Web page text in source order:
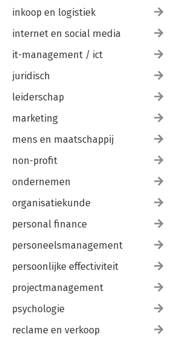
inkoop en logistiek
internet en social media
it-management / ict
juridisch
leiderschap
marketing
mens en maatschappij
non-profit
ondernemen
organisatiekunde
personal finance
personeelsmanagement
persoonlijke effectiviteit
projectmanagement
psychologie
reclame en verkoop